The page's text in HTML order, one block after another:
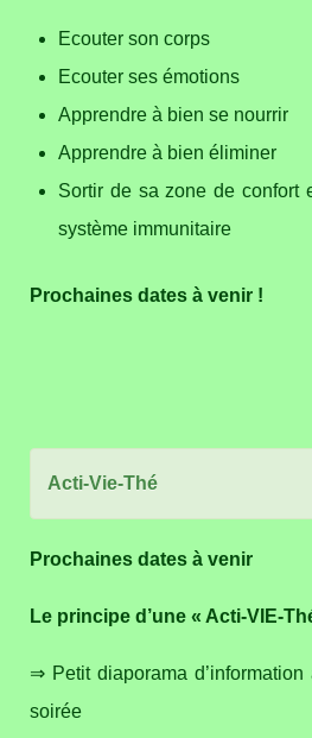
Ecouter son corps
Ecouter ses émotions
Apprendre à bien se nourrir
Apprendre à bien éliminer
Sortir de sa zone de confort
système immunitaire
Prochaines dates à venir !
Acti-Vie-Thé
Prochaines dates à venir
Le principe d’une « Acti-VIE-
⇒ Petit diaporama
soirée